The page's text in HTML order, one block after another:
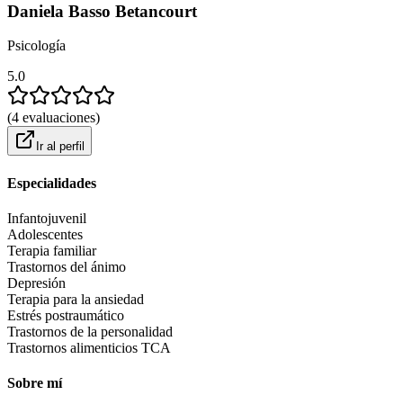
Daniela Basso Betancourt
Psicología
5.0
(4 evaluaciones)
Ir al perfil
Especialidades
Infantojuvenil
Adolescentes
Terapia familiar
Trastornos del ánimo
Depresión
Terapia para la ansiedad
Estrés postraumático
Trastornos de la personalidad
Trastornos alimenticios TCA
Sobre mí